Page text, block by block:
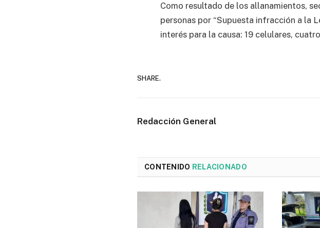
Como resultado de los allanamientos,
personas por “Supuesta infracción a la
interés para la causa: 19 celulares,
SHARE.
Redacción General
CONTENIDO RELACIONADO